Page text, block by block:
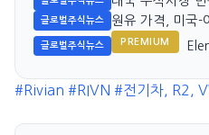
글로벌주식뉴스
원유 가격, 미국-
우려로 상승
글로벌주식뉴스 PREMIUM
#Rivian #RIVN #전기차, R2,